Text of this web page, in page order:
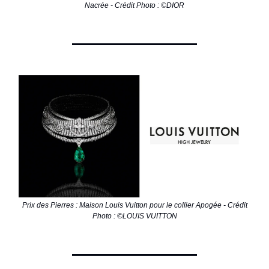
Nacrée - Crédit Photo : ©DIOR
Prix des Pierres : Maison Louis Vuitton pour le collier Apogée - Crédit
Photo : ©LOUIS VUITTON